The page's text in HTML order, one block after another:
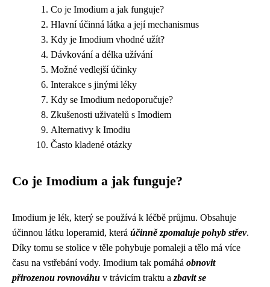
Co je Imodium a jak funguje?
Hlavní účinná látka a její mechanismus
Kdy je Imodium vhodné užít?
Dávkování a délka užívání
Možné vedlejší účinky
Interakce s jinými léky
Kdy se Imodium nedoporučuje?
Zkušenosti uživatelů s Imodiem
Alternativy k Imodiu
Často kladené otázky
Co je Imodium a jak funguje?
Imodium je lék, který se používá k léčbě průjmu. Obsahuje
účinnou látku loperamid, která účinně zpomaluje pohyb střev.
Díky tomu se stolice v těle pohybuje pomaleji a tělo má více
času na vstřebání vody. Imodium tak pomáhá obnovit
přirozenou rovnováhu v trávicím traktu a zbavit se